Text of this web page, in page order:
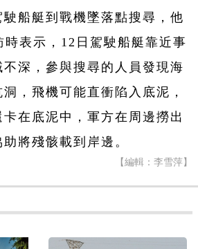
駛船艇到戰機墜落點搜尋，他
時表示，12日駕駛船艇靠近事
深，參與搜尋的人員發現海
，飛機可能直衝陷入底泥，
在底泥中，軍方在周邊撈出
將殘骸載到岸邊。
【編輯：李雪萍】